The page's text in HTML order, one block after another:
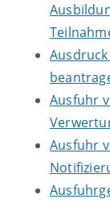
Ausfuhr
Ausfuhr